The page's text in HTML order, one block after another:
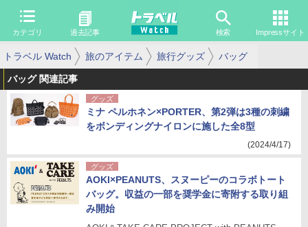
カテゴリ 過去記事 検索 Impressサイト
トラベル Watch 旅のアイテム 旅行グッズ バッグ
バッグ 関連記事
グッズ
ミナ ペルホネン×PORTER、第2弾は3種の刺繍
をボンディングナイロンに施した全8型
(2024/4/17)
グッズ
AOKI×PEANUTS、スヌーピーのコラボトート
バッグ。収益の一部を奨学金に寄附する取り組
み開始